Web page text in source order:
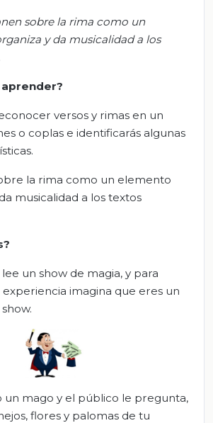
sobre la rima como un
y da musicalidad a los
aprender?
versos y rimas en un
o coplas e identificarás algunas
la rima como un elemento
musicalidad a los textos
un show de magia, y para
imagina que eres un
un mago y el público le pregunta,
flores y palomas de tu